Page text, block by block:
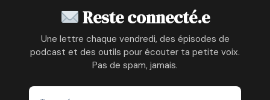
EN
AVEC
SA
VÉRITABLE
Reste connecté.e
Une lettre chaque vendredi, des épisodes de
podcast et des outils pour écouter ta petite voix.
Pas de spam, jamais.